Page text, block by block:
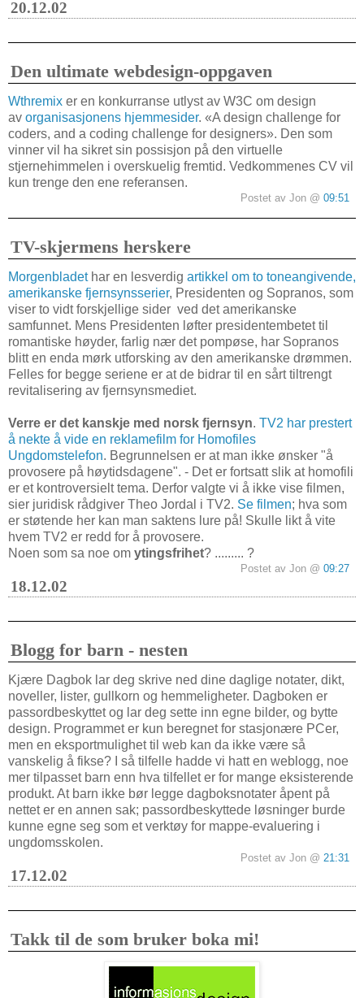
20.12.02
Den ultimate webdesign-oppgaven
Wthremix er en konkurranse utlyst av W3C om design
av organisasjonens hjemmesider. «A design challenge for
coders, and a coding challenge for designers». Den som
vinner vil ha sikret sin possisjon på den virtuelle
stjernehimmelen i overskuelig fremtid. Vedkommenes CV vil
kun trenge den ene referansen.
Postet av Jon @ 09:51
TV-skjermens herskere
Morgenbladethar en lesverdig artikkel om to toneangivende,
amerikanske fjernsynsserier, Presidenten og Sopranos, som
viser to vidt forskjellige sider ved det amerikanske
samfunnet. Mens Presidenten løfter presidentembetet til
romantiske høyder, farlig nær det pompøse, har Sopranos
blitt en enda mørk utforsking av den amerikanske drømmen.
Felles for begge seriene er at de bidrar til en sårt tiltrengt
revitalisering av fjernsynsmediet.
Verre er det kanskje med norsk fjernsyn. TV2 har prestert
å nekte å vide en reklamefilm for Homofiles
Ungdomstelefon. Begrunnelsen er at man ikke ønsker "å
provosere på høytidsdagene". - Det er fortsatt slik at homofili
er et kontroversielt tema. Derfor valgte vi å ikke vise filmen,
sier juridisk rådgiver Theo Jordal i TV2. Se filmen; hva som
er støtende her kan man saktens lure på! Skulle likt å vite
hvem TV2 er redd for å provosere.
Noen som sa noe om ytingsfrihet? ......... ?
Postet av Jon @ 09:27
18.12.02
Blogg for barn - nesten
Kjære Dagbok lar deg skrive ned dine daglige notater, dikt,
noveller, lister, gullkorn og hemmeligheter. Dagboken er
passordbeskyttet og lar deg sette inn egne bilder, og bytte
design. Programmet er kun beregnet for stasjonære PCer,
men en eksportmulighet til web kan da ikke være så
vanskelig å fikse? I så tilfelle hadde vi hatt en weblogg, noe
mer tilpasset barn enn hva tilfellet er for mange eksisterende
produkt. At barn ikke bør legge dagboksnotater åpent på
nettet er en annen sak; passordbeskyttede løsninger burde
kunne egne seg som et verktøy for mappe-evaluering i
ungdomsskolen.
Postet av Jon @ 21:31
17.12.02
Takk til de som bruker boka mi!